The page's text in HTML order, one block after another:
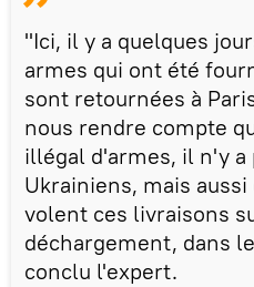
"Ici, il y a quelques
armes qui ont été
sont retournées à
nous rendre compte
illégal d'armes, il n'y
Ukrainiens, mais
volent ces livraisons
déchargement, dans
conclu l'expert.